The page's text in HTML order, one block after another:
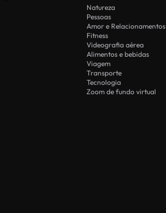
Natureza
Pessoas
Amor e Relacionamentos
Fitness
Videografia aérea
Alimentos e bebidas
Viagem
Transporte
Tecnologia
Zoom de fundo virtual